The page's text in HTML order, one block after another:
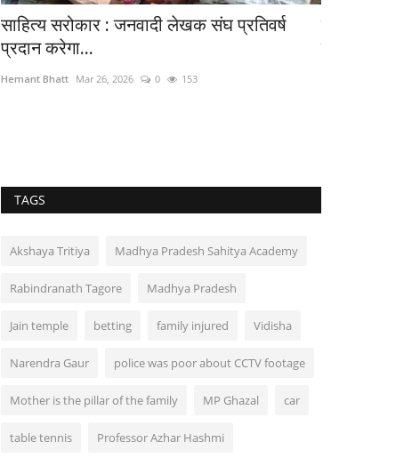
साहित्य सरोकार : जनवादी लेखक संघ प्रतिवर्ष
प्रदान करेगा...
Hemant Bhatt Mar 26, 2026 0 153
TAGS
Akshaya Tritiya Madhya Pradesh Sahitya Academy
Rabindranath Tagore Madhya Pradesh
Jain temple betting family injured Vidisha
Narendra Gaur police was poor about CCTV footage
Mother is the pillar of the family MP Ghazal car
table tennis Professor Azhar Hashmi